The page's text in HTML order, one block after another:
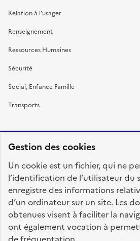
Gestion des cookies
Un cookie est un fichier, qui ne
l’identification de l’utilisateur du
enregistre des informations
d’un ordinateur sur un site. Les
obtenues visent à faciliter la
ont également vocation à
Relation à l’usager
Renseignement
Ressources Humaines
Sécurité
Social, Enfance Famille
Transports
FRANÇAISE
fonction-publique.gouv.fr